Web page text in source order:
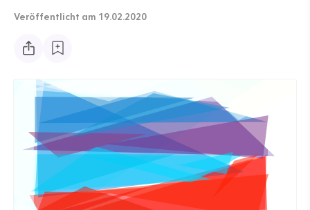
Veröffentlicht am 19.02.2020